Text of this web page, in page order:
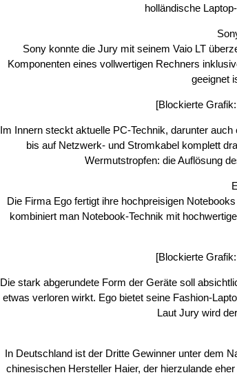
holländische
Sony konnte die Jury mit seinem Vaio LT
Komponenten eines vollwertigen Rechners
geeignet
[Blockierte Grafik:
Im Innern steckt aktuelle PC-Technik, darunter
bis auf Netzwerk- und Stromkabel komplett
Wermutstropfen: die Auflösung
Die Firma Ego fertigt ihre hochpreisigen
kombiniert man Notebook-Technik mit
[Blockierte Grafik:
Die stark abgerundete Form der Geräte soll
etwas verloren wirkt. Ego bietet seine Fashion-
Laut Jury wird
In Deutschland ist der Dritte Gewinner unter dem
chinesischen Hersteller Haier, der hierzulande